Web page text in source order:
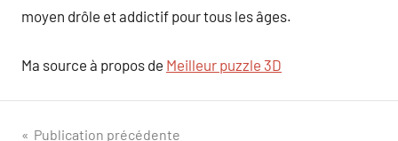
moyen drôle et addictif pour tous les âges.
Ma source à propos de Meilleur puzzle 3D
Publication précédente